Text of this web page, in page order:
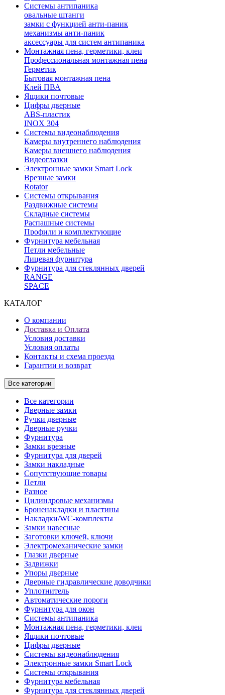
Системы антипаника
овальные штанги
замки с функцией анти-паник
механизмы анти-паник
аксессуары для систем антипаника
Монтажная пена, герметики, клеи
Профессиональная монтажная пена
Герметик
Бытовая монтажная пена
Клей ПВА
Ящики почтовые
Цифры дверные
ABS-пластик
INOX 304
Системы видеонаблюдения
Камеры внутреннего наблюдения
Камеры внешнего наблюдения
Видеоглазки
Электронные замки Smart Lock
Врезные замки
Rotator
Системы открывания
Раздвижные системы
Складные системы
Распашные системы
Профили и комплектующие
Фурнитура мебельная
Петли мебельные
Лицевая фурнитура
Фурнитура для стеклянных дверей
RANGE
SPACE
КАТАЛОГ
О компании
Доставка и Оплата
Условия доставки
Условия оплаты
Контакты и схема проезда
Гарантии и возврат
Все категории
Все категории
Дверные замки
Ручки дверные
Дверные ручки
Фурнитура
Замки врезные
Фурнитура для дверей
Замки накладные
Сопутствующие товары
Петли
Разное
Цилиндровые механизмы
Броненакладки и пластины
Накладки/WC-комплекты
Замки навесные
Заготовки ключей, ключи
Электромеханические замки
Глазки дверные
Задвижки
Упоры дверные
Дверные гидравлические доводчики
Уплотнитель
Автоматические пороги
Фурнитура для окон
Системы антипаника
Монтажная пена, герметики, клеи
Ящики почтовые
Цифры дверные
Системы видеонаблюдения
Электронные замки Smart Lock
Системы открывания
Фурнитура мебельная
Фурнитура для стеклянных дверей